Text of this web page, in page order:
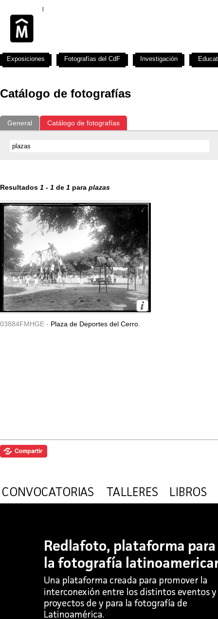
Catálogo de fotografías
General Catálogo de fotografías
Resultados 1 - 1 de 1 para plazas
03884FMHGE - Plaza de Deportes del Cerro.
Exposiciones Fotografías del CdF Investigación